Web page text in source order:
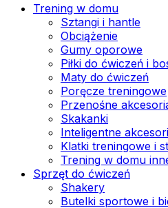
Trening w domu
Sztangi i hantle
Obciążenie
Gumy oporowe
Piłki do ćwiczeń i
Maty do ćwiczeń
Poręcze treningowe
Przenośne
Skakanki
Inteligentne
Klatki treningowe i
Trening w domu
Sprzęt do ćwiczeń
Shakery
Butelki sportowe i